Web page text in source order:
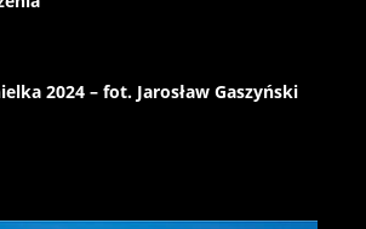
2024 – fot. Jarosław Gaszyński